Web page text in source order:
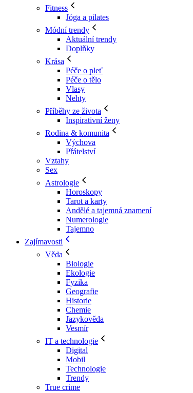
Fitness
Jóga a pilates
Módní trendy
Aktuální trendy
Doplňky
Krása
Péče o pleť
Péče o tělo
Vlasy
Nehty
Příběhy ze života
Inspirativní ženy
Rodina & komunita
Výchova
Přátelství
Vztahy
Sex
Astrologie
Horoskopy
Tarot a karty
Andělé a tajemná znamení
Numerologie
Tajemno
Zajímavosti
Věda
Biologie
Ekologie
Fyzika
Geografie
Historie
Chemie
Jazykověda
Vesmír
IT a technologie
Digital
Mobil
Technologie
Trendy
True crime